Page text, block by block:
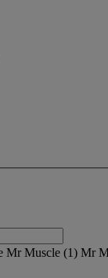
Mr Muscle (1) Mr